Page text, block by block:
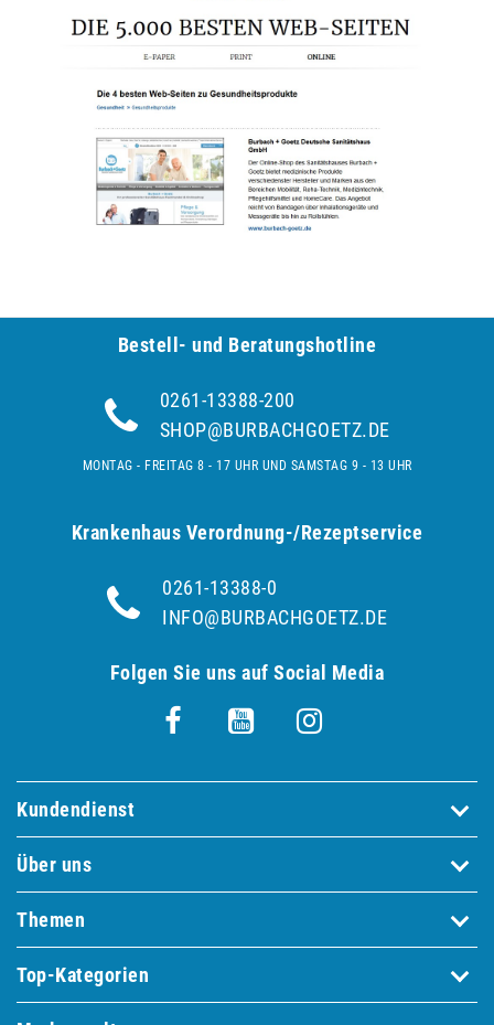
Bestell- und Be­ra­tungs­hot­line
0261-13388-200
SHOP@BURBACHGOETZ.DE
MONTAG - FREITAG 8 - 17 UHR UND SAMSTAG 9 - 13 UHR
Krankenhaus Verordnung-/Rezeptservice
0261-13388-0
INFO@BURBACHGOETZ.DE
Folgen Sie uns auf Social Media
Kundendienst
Über uns
Themen
Top-Kategorien